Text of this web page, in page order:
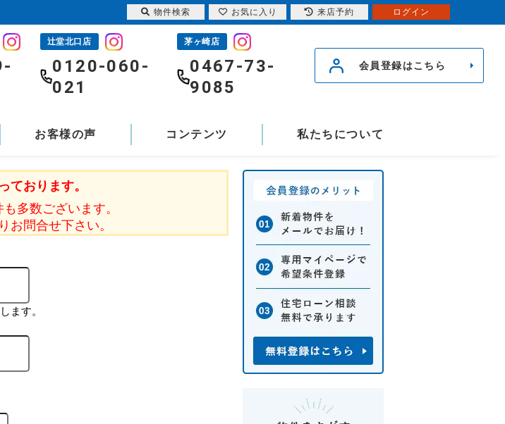
辻堂北口店
0120-060-
021
茅ヶ崎店
0467-73-
9085
会員登録はこちら
お客様の声 コンテンツ 私たちについて
ております。
多数ございます。
お問合せ下さい。
ます。
物件検索 お気に入り 来店予約 ログイン